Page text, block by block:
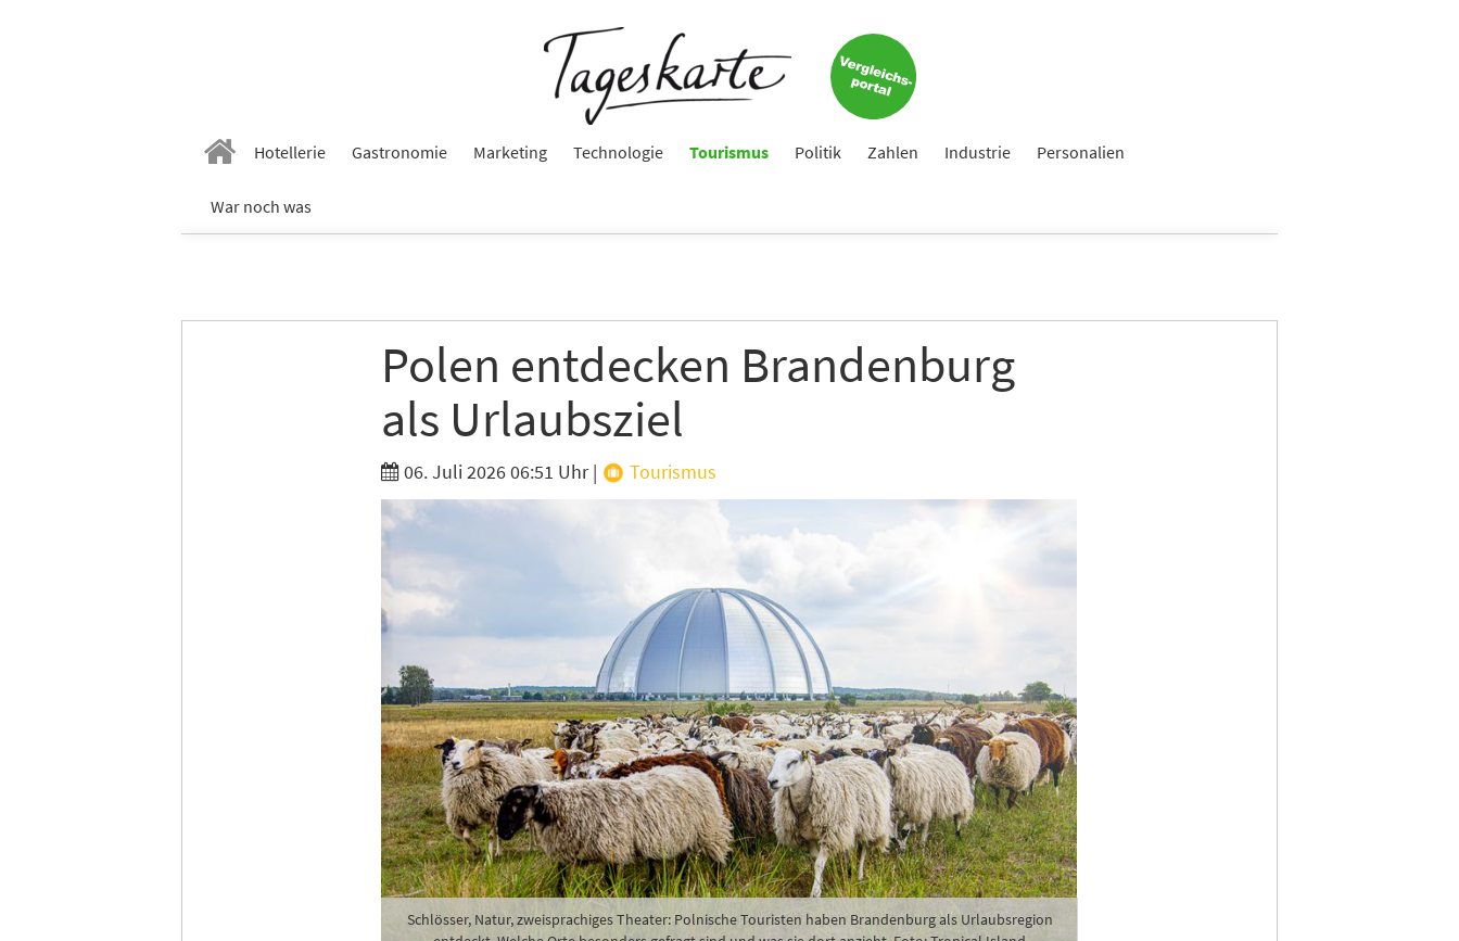
Hotellerie Gastronomie Marketing Technologie Tourismus Politik Zahlen Industrie Personalien
War noch was
Polen entdecken Brandenburg
als Urlaubsziel
06. Juli 2026 06:51 Uhr| Tourismus
Schlösser, Natur, zweisprachiges Theater: Polnische Touristen haben Brandenburg als Urlaubsregion